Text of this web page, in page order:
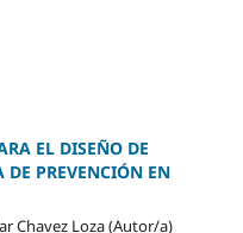
EL DISEÑO DE
DE PREVENCIÓN EN
Chavez Loza (Autor/a)